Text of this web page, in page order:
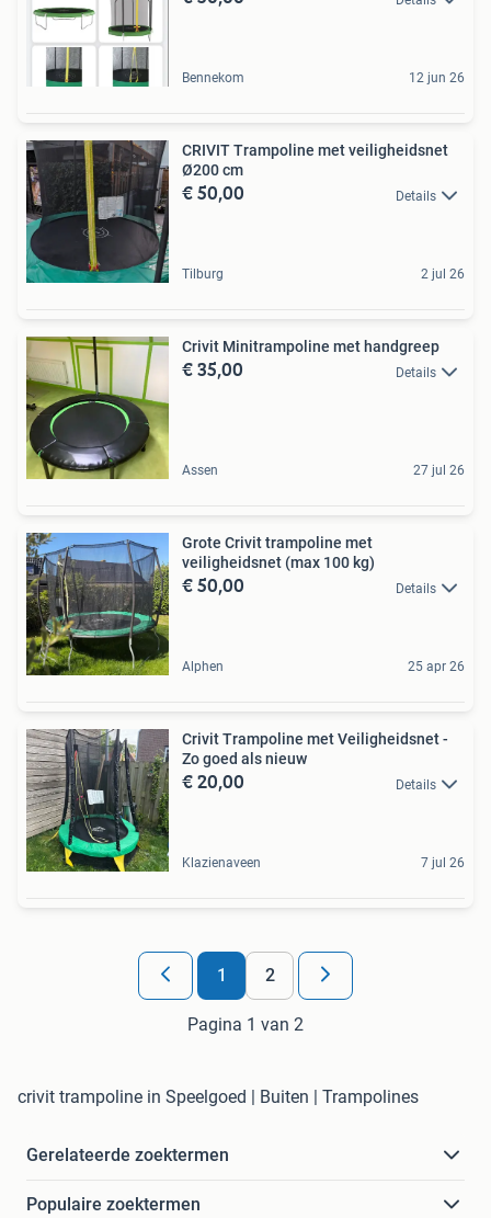
Bennekom 12 jun 26
CRIVIT Trampoline met veiligheidsnet
Ø200 cm
€ 50,00 Details
Tilburg 2 jul 26
Crivit Minitrampoline met handgreep
€ 35,00 Details
Assen 27 jul 26
Grote Crivit trampoline met
veiligheidsnet (max 100 kg)
€ 50,00 Details
Alphen 25 apr 26
Crivit Trampoline met Veiligheidsnet -
Zo goed als nieuw
€ 20,00 Details
Klazienaveen 7 jul 26
1 2
Pagina 1 van 2
crivit trampoline in Speelgoed | Buiten | Trampolines
Gerelateerde zoektermen
Populaire zoektermen